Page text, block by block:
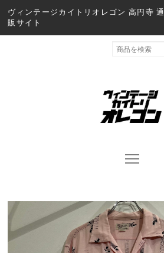
ヴィンテージカイトリオレゴン 高円寺 通
販サイト